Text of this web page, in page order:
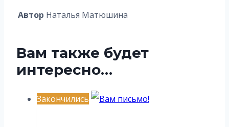
Автор Наталья Матюшина
Вам также будет
интересно…
Закончились